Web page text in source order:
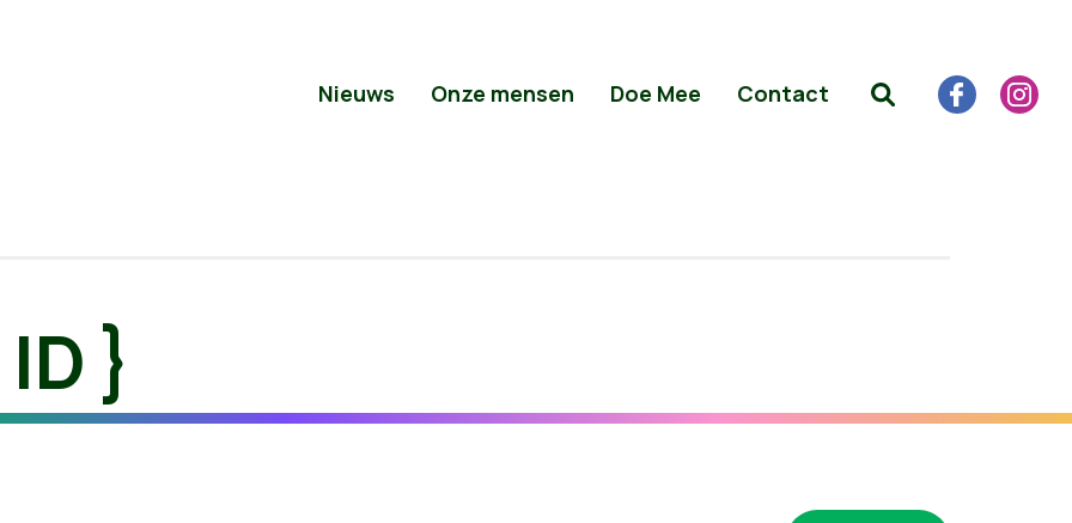
Nieuws Onze mensen Doe Mee Contact
}